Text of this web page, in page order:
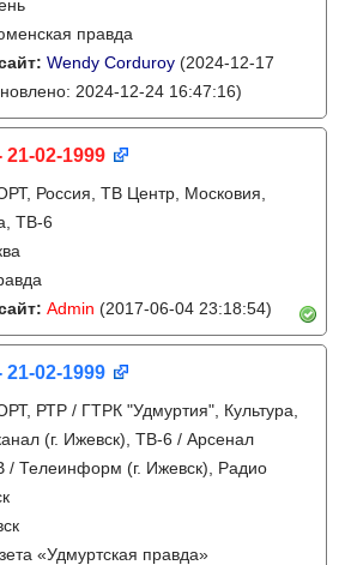
правда
Wendy Corduroy (2024-12-17
2024-12-24 16:47:16)
21-02-1999
Россия, ТВ Центр, Московия,
ТВ-6
Admin (2017-06-04 23:18:54)
21-02-1999
РТР / ГТРК "Удмуртия", Культура,
(г. Ижевск), ТВ-6 / Арсенал
/ Телеинформ (г. Ижевск), Радио
«Удмуртская правда»